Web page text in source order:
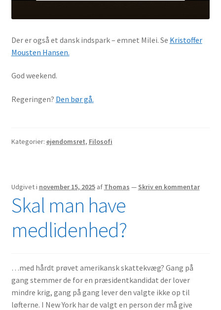
Der er også et dansk indspark – emnet Milei. Se Kristoffer
Mousten Hansen.
God weekend.
Regeringen? Den bør gå.
Kategorier: ejendomsret, Filosofi
Udgivet i november 15, 2025 af Thomas — Skriv en kommentar
Skal man have
medlidenhed?
…med hårdt prøvet amerikansk skattekvæg? Gang på
gang stemmer de for en præsidentkandidat der lover
mindre krig, gang på gang lever den valgte ikke op til
løfterne. I New York har de valgt en person der må give